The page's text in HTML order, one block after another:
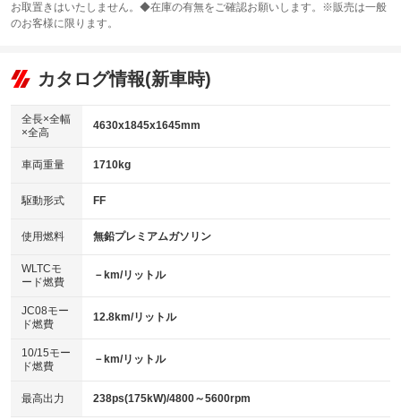
サンルーフ
：装備なし ABS
リフトアップ
：装備なし
：装備なし
パワーウィンドウ
アイドリングストップ
：装備あり
USB入力端子
：装備あり
100V電源
：装備なし
センターデフロック
：装備なし
電動格納ミラー
：装備あり
TV：フルセグ
：装備あり
ビジュアル：-／DVD再生
：装備あり
アルミホイール：アルミホイール
：装備あり
HID(キセノンライト)
バックカメラ
エアロ
：装備なし
ローダウン
：装備なし
ベンチシート
：装備なし
チップアップシート
：装備なし オットマン
：装備なし
お取置きはいたしません。◆在庫の有無をご確認お願いします。※販売は一般
のお客様に限ります。
カタログ情報(新車時)
全長×全幅
×全高
4630x1845x1645mm
車両重量 1710kg
駆動形式 FF
使用燃料 無鉛プレミアムガソリン
WLTCモ
ード燃費
－km/リットル
JC08モー
ド燃費
12.8km/リットル
10/15モー
ド燃費
－km/リットル
最高出力 238ps(175kW)/4800～5600rpm